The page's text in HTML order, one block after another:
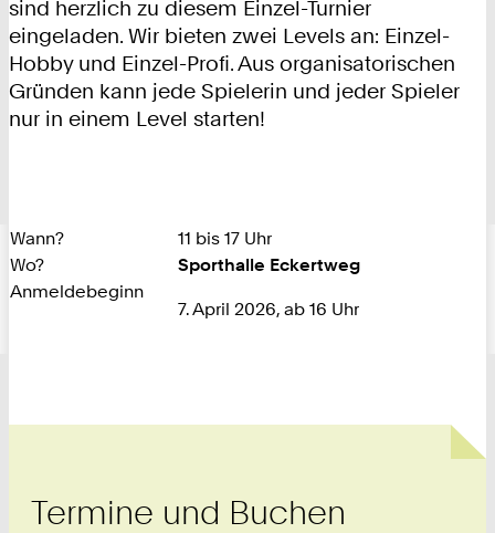
sind herzlich zu diesem Einzel-Turnier
eingeladen. Wir bieten zwei Levels an: Einzel-
Hobby und Einzel-Profi. Aus organisatorischen
Gründen kann jede Spielerin und jeder Spieler
nur in einem Level starten!
Wann?
11 bis 17 Uhr
Wo?
Sporthalle Eckertweg
Anmeldebeginn
7. April 2026, ab 16 Uhr
Termine und Buchen